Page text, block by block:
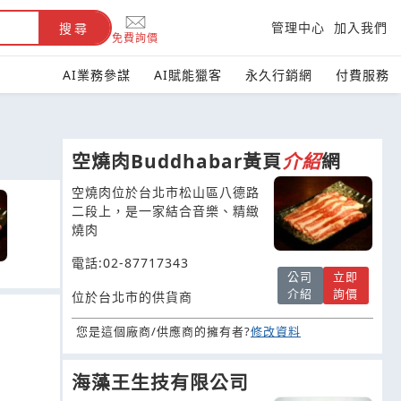
搜尋
免費詢價
管理中心 加入我們
AI業務參謀 AI賦能獵客 永久行銷網 付費服務
空燒肉Buddhabar黃頁介紹網
空燒肉位於台北市松山區八德路
二段上，是一家結合音樂、精緻
燒肉
電話:02-87717343
位於台北市的供貨商
公司
介紹
立即
詢價
您是這個廠商/供應商的擁有者?修改資料
海藻王生技有限公司